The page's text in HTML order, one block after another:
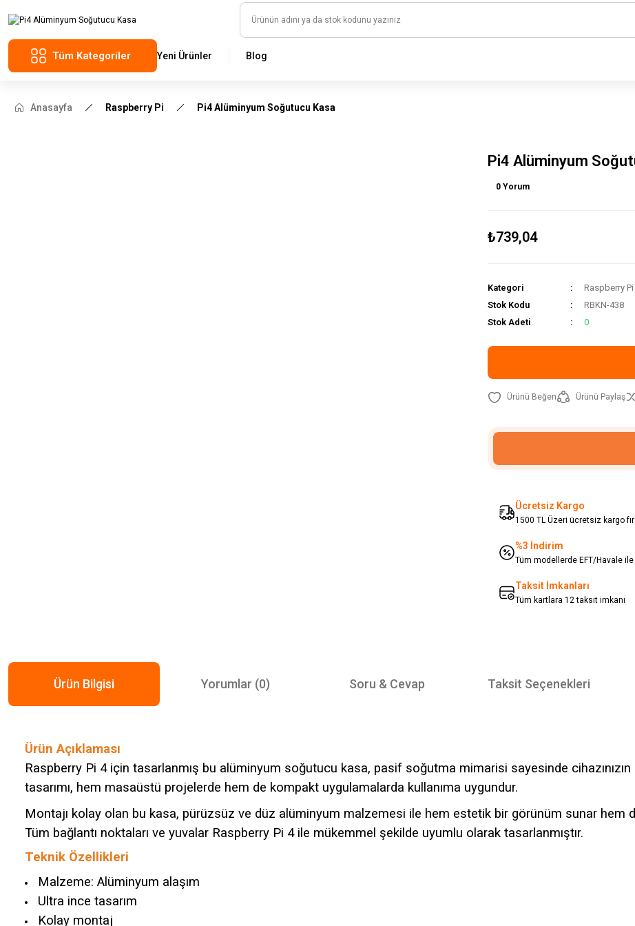
HAYAL ET - TASARLA - ÇALIŞTIR
Tüm Kategoriler Yeni Ürünler Blog
Anasayfa Raspberry Pi Pi4 Alüminyum Soğutucu Kasa
Pi4 Alüminyum
0 Yorum
₺739,04
Kategori Raspberry Pi
Stok Kodu
RBKN-438
Stok Adeti
0
Ürünü Paylaş
Ücretsiz Kargo
1500 TL Üzeri ücretsiz kargo
%3 İndirim
Tüm modellerde EFT/Havale
Taksit İmkanları
Tüm kartlara 12 taksit imkanı
Ürün Bilgisi Yorumlar (0) Soru & Cevap Taksit Seçenekleri
Ürün Açıklaması
Raspberry Pi 4 için tasarlanmış bu alüminyum soğutucu kasa, pasif soğutma mimarisi sayesinde cihazınızın
tasarımı, hem masaüstü projelerde hem de kompakt uygulamalarda kullanıma uygundur.
Montajı kolay olan bu kasa, pürüzsüz ve düz alüminyum malzemesi ile hem estetik bir görünüm sunar hem de
Tüm bağlantı noktaları ve yuvalar Raspberry Pi 4 ile mükemmel şekilde uyumlu olarak tasarlanmıştır.
Teknik Özellikleri
Malzeme: Alüminyum alaşım
Ultra ince tasarım
Kolay montaj